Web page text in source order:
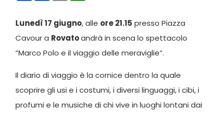
Lunedì 17 giugno, alle ore 21.15 presso Piazza
Cavour a Rovatoandrà in scena lo spettacolo
“Marco Polo e il viaggio delle meraviglie”.
Il diario di viaggio è la cornice dentro la quale
scoprire gli usi e i costumi, i diversi linguaggi, i cibi, i
profumi e le musiche di chi vive in luoghi lontani dai